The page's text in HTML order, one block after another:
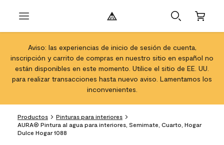
Aviso: las experiencias de inicio de sesión de cuenta,
inscripción y carrito de compras en nuestro sitio en español no
están disponibles en este momento. Utilice el sitio de EE. UU.
para realizar transacciones hasta nuevo aviso. Lamentamos los
inconvenientes.
Productos
Pinturas para interiores
AURA® Pintura al agua para interiores, Semimate, Cuarto, Hogar
Dulce Hogar 1088